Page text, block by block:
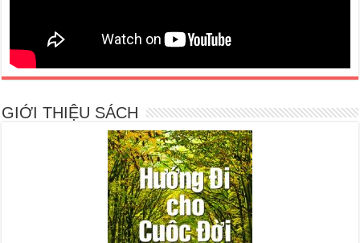
GIỚI THIỆU SÁCH